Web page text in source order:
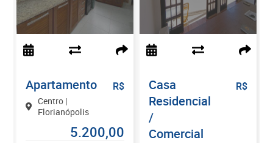
Apartamento
Centro |
Florianópolis
R$
5.200,00
Casa
Residencial
/
Comercial
R$